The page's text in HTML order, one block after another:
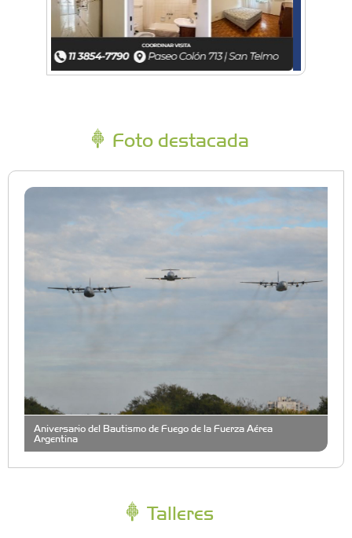
Foto destacada
Aniversario del Bautismo de Fuego de la Fuerza Aérea
Argentina
Talleres